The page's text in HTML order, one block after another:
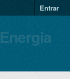
Entrar